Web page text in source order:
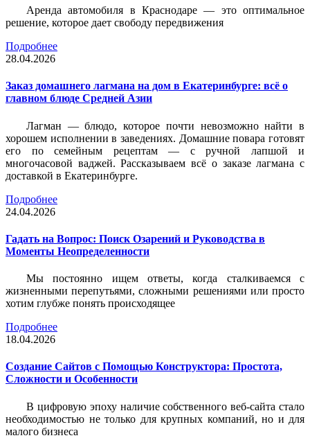
Аренда автомобиля в Краснодаре — это оптимальное
решение, которое дает свободу передвижения
Подробнее
28.04.2026
Заказ домашнего лагмана на дом в Екатеринбурге: всё о
главном блюде Средней Азии
Лагман — блюдо, которое почти невозможно найти в
хорошем исполнении в заведениях. Домашние повара готовят
его по семейным рецептам — с ручной лапшой и
многочасовой ваджей. Рассказываем всё о заказе лагмана с
доставкой в Екатеринбурге.
Подробнее
24.04.2026
Гадать на Вопрос: Поиск Озарений и Руководства в
Моменты Неопределенности
Мы постоянно ищем ответы, когда сталкиваемся с
жизненными перепутьями, сложными решениями или просто
хотим глубже понять происходящее
Подробнее
18.04.2026
Создание Сайтов с Помощью Конструктора: Простота,
Сложности и Особенности
В цифровую эпоху наличие собственного веб-сайта стало
необходимостью не только для крупных компаний, но и для
малого бизнеса